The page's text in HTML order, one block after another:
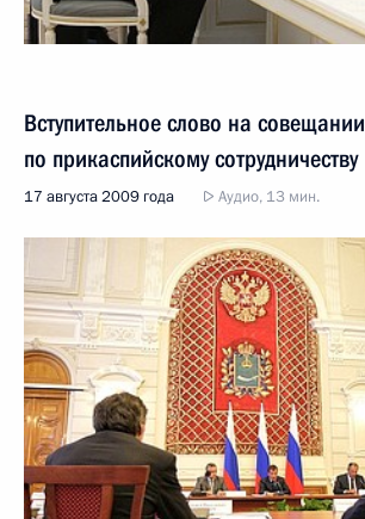
Вступительное слово на совещании
по прикаспийскому сотрудничеству
17 августа 2009 года Аудио, 13 мин.